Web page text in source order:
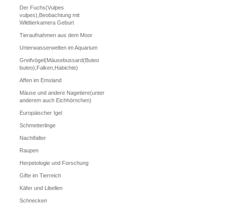
Der Fuchs(Vulpes
vulpes),Beobachtung mit
Wildtierkamera Geburt
Tieraufnahmen aus dem Moor
Unterwasserwelten im Aquarium
Greifvögel(Mäusebussard(Buteo
buteo),Falken,Habichte)
Affen im Emsland
Mäuse und andere Nagetiere(unter
anderem auch Eichhörnchen)
Europäischer Igel
Schmetterlinge
Nachtfalter
Raupen
Herpetologie und Forschung
Gifte im Tierreich
Käfer und Libellen
Schnecken